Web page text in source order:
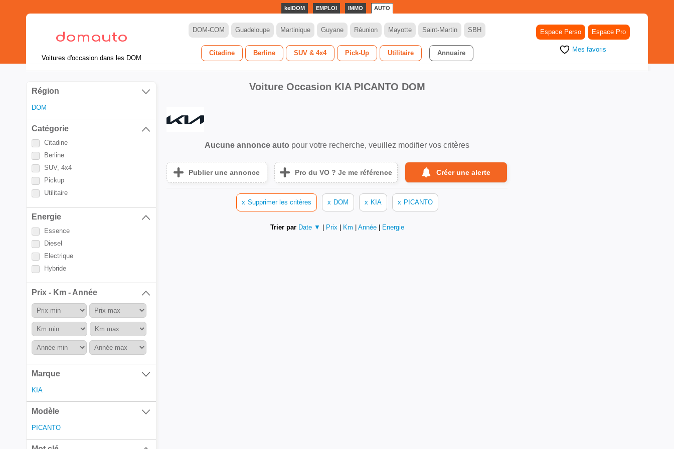
kelDOM EMPLOI IMMO AUTO
Voitures d'occasion dans les DOM
DOM-COM Guadeloupe Martinique Guyane Réunion Mayotte Saint-Martin SBH
Citadine Berline SUV & 4x4 Pick-Up Utilitaire Annuaire
Espace Perso Espace Pro
Mes favoris
Région
DOM
Catégorie
Citadine
Berline
SUV, 4x4
Pickup
Utilitaire
Energie
Essence
Diesel
Electrique
Hybride
Prix - Km - Année
Marque
KIA
Modèle
PICANTO
Voiture Occasion KIA PICANTO DOM
Aucune annonce auto pour votre recherche, veuillez modifier vos critères
Publier une annonce Pro du VO ? Je me référence Créer une alerte
x Supprimer les critères x DOM x KIA x PICANTO
Trier par Date ▼ Prix Km Année Energie